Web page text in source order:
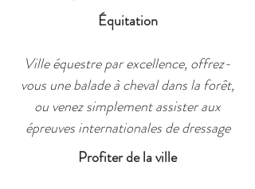
Équitation
Ville équestre par excellence, offrez-
vous une balade à cheval dans la forêt,
ou venez simplement assister aux
épreuves internationales de dressage
Profiter de la ville